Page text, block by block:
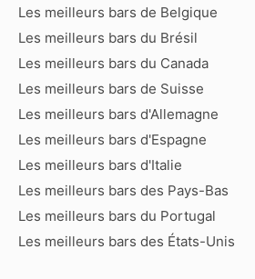
Les meilleurs bars de Belgique
Les meilleurs bars du Brésil
Les meilleurs bars du Canada
Les meilleurs bars de Suisse
Les meilleurs bars d'Allemagne
Les meilleurs bars d'Espagne
Les meilleurs bars d'Italie
Les meilleurs bars des Pays-Bas
Les meilleurs bars du Portugal
Les meilleurs bars des États-Unis